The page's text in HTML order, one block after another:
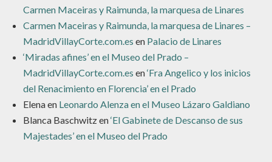
Carmen Maceiras y Raimunda, la marquesa de Linares
Carmen Maceiras y Raimunda, la marquesa de Linares –
MadridVillayCorte.com.es en Palacio de Linares
‘Miradas afines’ en el Museo del Prado –
MadridVillayCorte.com.es en‘Fra Angelico y los inicios
del Renacimiento en Florencia’ en el Prado
Elenaen Leonardo Alenza en el Museo Lázaro Galdiano
Blanca Baschwitzen‘El Gabinete de Descanso de sus
Majestades’ en el Museo del Prado